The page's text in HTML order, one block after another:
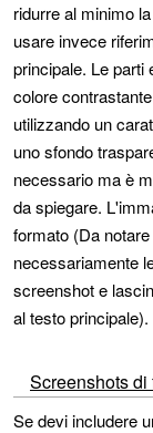
ridurre al minimo
usare invece
principale. Le parti
colore
utilizzando un
uno sfondo
necessario ma è
da spiegare.
formato (Da
necessariamente
screenshot e
al testo principale).
Screenshots di
Se devi includere